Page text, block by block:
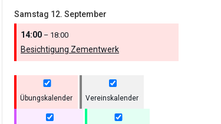
Samstag 12. September
14:00 – 18:00
Besichtigung Zementwerk
Übungskalender Vereinskalender